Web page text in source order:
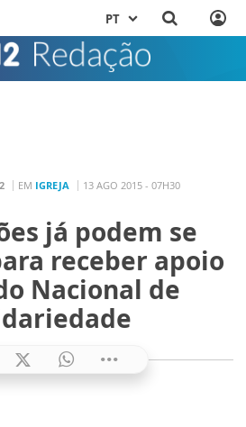
PT
EM IGREJA 13 AGO 2015 - 07H30
já podem se
receber apoio
Nacional de